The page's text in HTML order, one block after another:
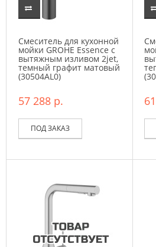
Смеситель для кухонной
мойки GROHE Essence с
вытяжным изливом 2jet,
темный графит матовый
(30504AL0)
57 288 р.
ПОД ЗАКАЗ